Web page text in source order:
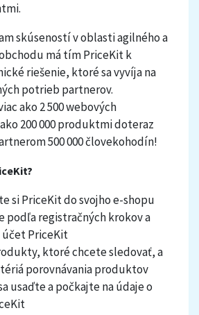
skúseností v oblasti agilného a
má tím PriceKit k
riešenie, ktoré sa vyvíja na
potrieb partnerov.
ako 2 500 webových
200 000 produktmi doteraz
500 000 človekohodín!
si PriceKit do svojho e-shopu
podľa registračných krokov a
PriceKit
ktoré chcete sledovať, a
porovnávania produktov
usaďte a počkajte na údaje o